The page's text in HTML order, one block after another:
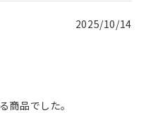
2025/10/14
商品でした。